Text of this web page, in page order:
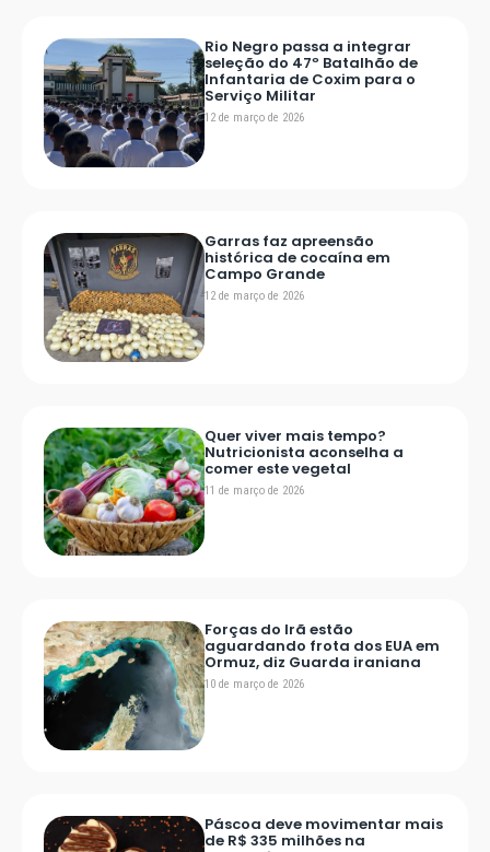
Rio Negro passa a integrar
seleção do 47º Batalhão de
Infantaria de Coxim para o
Serviço Militar
12 de março de 2026
Garras faz apreensão
histórica de cocaína em
Campo Grande
12 de março de 2026
Quer viver mais tempo?
Nutricionista aconselha a
comer este vegetal
11 de março de 2026
Forças do Irã estão
aguardando frota dos EUA em
Ormuz, diz Guarda iraniana
10 de março de 2026
Páscoa deve movimentar mais
de R$ 335 milhões na